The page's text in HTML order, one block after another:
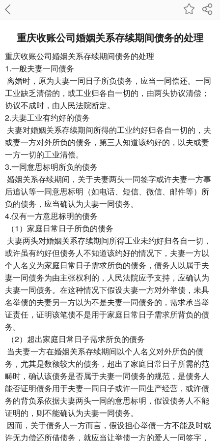
重庆收账公司​婚姻关系存续期间债务的处理
重庆收账公司婚姻关系存续期间债务的处理
1.一般夫妻一同债务
离婚时，原为夫妻一同日子所负债务，应当一同偿还。一同
工业缺乏清偿的，或工业归各自一切的，由两头协议清偿；
协议不成时，由人民法院断定。
2.夫妻工业有约好的债务
夫妻对婚姻关系存续期间所得的工业约好归各自一切的，夫
或妻一方对外所负的债务，第三人知道该约好的，以夫或妻
一方一切的工业清偿。
3.一同意思标明所负的债务
婚姻关系存续期间，关于夫妻两头一同签字或许夫妻一方事
后追认等一同意思标明（如电话、短信、微信、邮件等）所
负的债务，应当确认为夫妻一同债务。
4.仅有一方意思标明的债务
（1）家庭日常日子所负的债务
夫妻两头对婚姻关系存续期间所得工业未约好归各自一切，
或许虽有约好但债务人不知道该约好的情况下，夫妻一方以
个人名义为家庭日常日子需求所负的债务，债务人以属于夫
妻一同债务为由主张权利的，人民法院应予支持，应确认为
夫妻一同债务。在这种情况下假设夫妻一方对外举债，未具
名举债的夫妻另一方以为不是夫妻一同债务的，需求承当举
证责任，证明该笔债不是用于家庭日常日子需求所背负的债
务。
（2）超出家庭日常日子需求所负的债务
当夫妻一方在婚姻关系存续期间以个人名义对外所负的债
务，尤其是数额较大的债务，超出了家庭日常日子所需的范
畴时，确认该债务是否属于夫妻一同债务的规范，是债务人
能否证明债务用于夫妻一同日子或许一同生产经营，或许债
务的背负系依据夫妻两头一同的意思标明，假设债务人不能
证明的，则不能确认为夫妻一同债务。
因而，关于债务人一方而言，假设担心举债一方不能及时或
许无力偿还所借债务，就应当让举债一方的爱人一同签字，